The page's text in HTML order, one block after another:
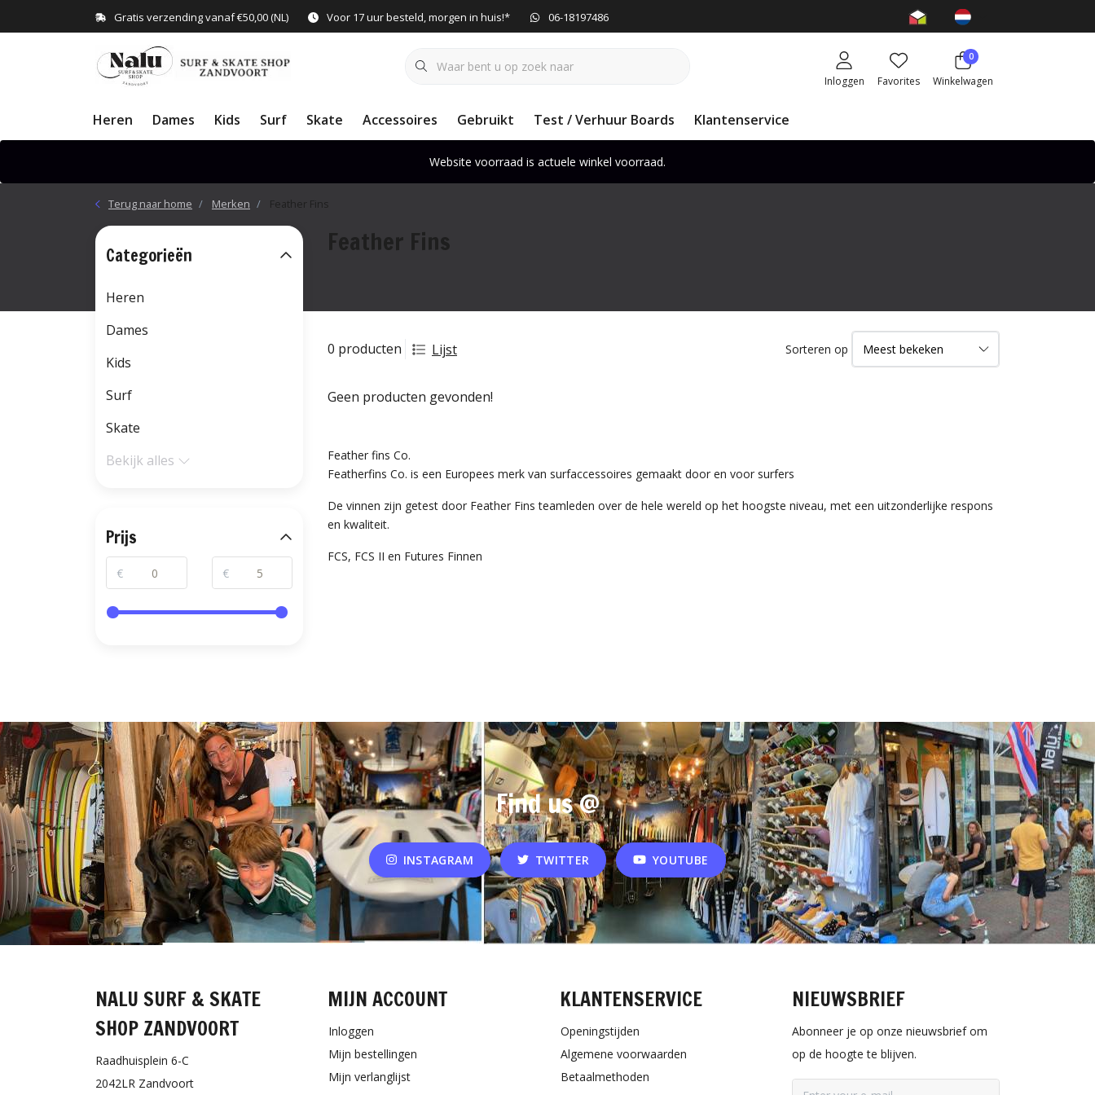
Gratis verzending vanaf €50,00 (NL) Voor 17 uur besteld, morgen in huis!* 06-18197486
Inloggen Favorites
0
Winkelwagen
Heren Dames Kids Surf Skate Accessoires Gebruikt Test / Verhuur Boards Klantenservice
Website voorraad is actuele winkel voorraad.
Terug naar home Merken Feather Fins
Feather Fins
0 producten Lijst Sorteren op
Geen producten gevonden!
Feather fins Co.
Featherfins Co. is een Europees merk van surfaccessoires gemaakt door en voor surfers
De vinnen zijn getest door Feather Fins teamleden over de hele wereld op het hoogste niveau, met een uitzonderlijke respons
en kwaliteit.
FCS, FCS II en Futures Finnen
Categorieën
Heren
Dames
Kids
Surf
Skate
Bekijk alles
Prijs
€ €
Find us @
INSTAGRAM TWITTER YOUTUBE
NALU SURF & SKATE
SHOP ZANDVOORT
Raadhuisplein 6-C
2042LR Zandvoort
MIJN ACCOUNT
Inloggen
Mijn bestellingen
Mijn verlanglijst
KLANTENSERVICE
Openingstijden
Algemene voorwaarden
Betaalmethoden
NIEUWSBRIEF
Abonneer je op onze nieuwsbrief om
op de hoogte te blijven.